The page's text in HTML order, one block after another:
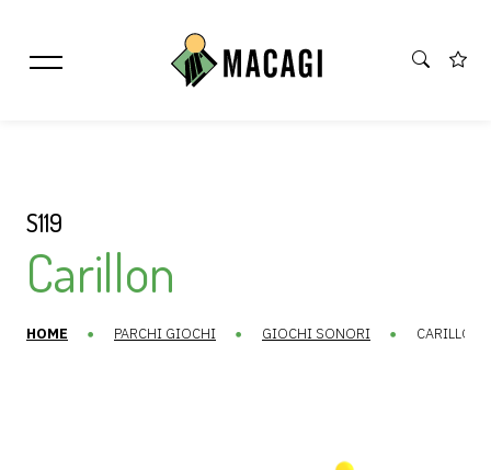
S119
Carillon
HOME PARCHI GIOCHI GIOCHI SONORI CARILLON